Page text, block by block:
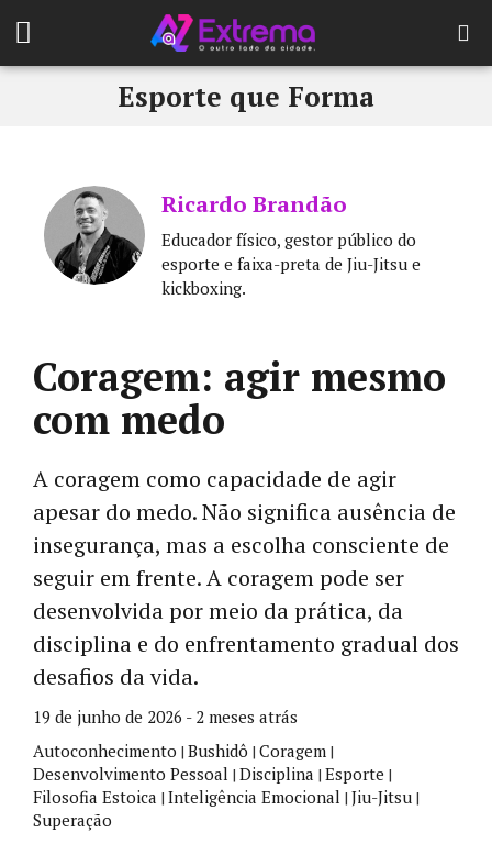
Esporte que Forma
Ricardo Brandão
Educador físico, gestor público do
esporte e faixa-preta de Jiu-Jitsu e
kickboxing.
Coragem: agir mesmo
com medo
A coragem como capacidade de agir
apesar do medo. Não significa ausência de
insegurança, mas a escolha consciente de
seguir em frente. A coragem pode ser
desenvolvida por meio da prática, da
disciplina e do enfrentamento gradual dos
desafios da vida.
19 de junho de 2026 - 2 meses atrás
Autoconhecimento | Bushidô | Coragem |
Desenvolvimento Pessoal | Disciplina | Esporte |
Filosofia Estoica | Inteligência Emocional | Jiu-Jitsu |
Superação